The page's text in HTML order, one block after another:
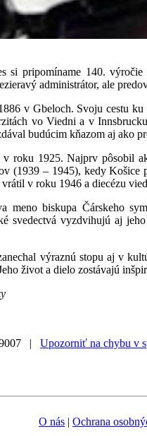
pripomíname 140. výročie
administrátor, ale
v Gbeloch. Svoju cestu
vo Viedni a v
budúcim kňazom aj ako
v roku 1925. Najprv pôsobil
(1939 – 1945), kedy Košice
v roku 1946 a diecézu
meno biskupa Čárskeho
svedectvá vyzdvihujú aj
výraznú stopu aj v
život a dielo zostávajú
| Upozorniť na chybu v
O nás | Ochrana